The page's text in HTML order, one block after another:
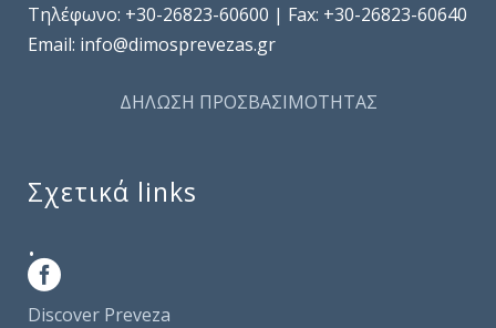
Τηλέφωνo: +30-26823-60600 | Fax: +30-26823-60640
Email: info@dimosprevezas.gr
ΔΗΛΩΣΗ ΠΡΟΣΒΑΣΙΜΟΤΗΤΑΣ
Σχετικά links
.
Discover Preveza